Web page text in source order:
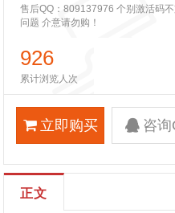
售后QQ：809137976 个别激活码
问题 介意请勿购！
926
累计浏览人次
立即购买 咨询
正文